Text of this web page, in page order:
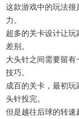
这款游戏中的玩法很
力。
超多的关卡设计让
差别。
大头针之间需要留
技巧。
成百的关卡，最初
头针投完。
但是越往后球的转速